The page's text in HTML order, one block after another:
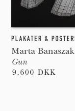
PLAKATER &
Marta Banaszak
Gun
9.600 DKK